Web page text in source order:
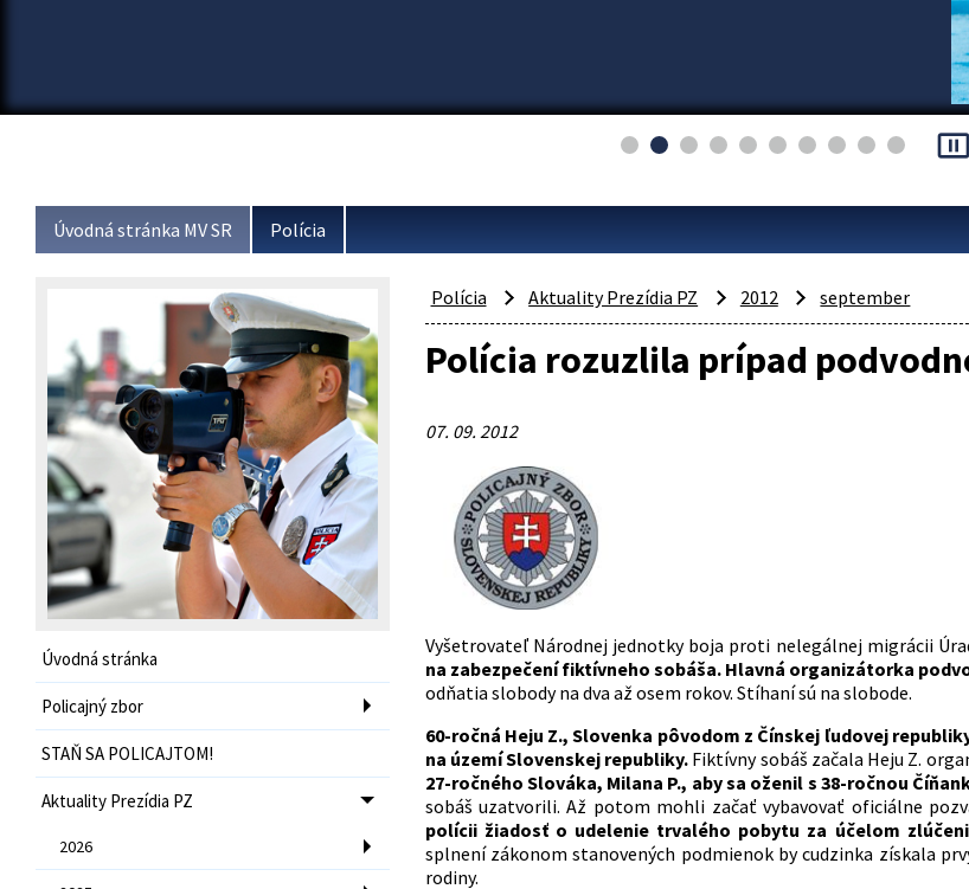
pause_presentation
Úvodná stránka MV SR Polícia
Úvodná stránka
Policajný zbor
STAŇ SA POLICAJTOM!
Aktuality Prezídia PZ
2026
Polícia Aktuality Prezídia PZ 2012 september
Polícia rozuzlila prípad
07. 09. 2012
Vyšetrovateľ Národnej jednotky boja proti nelegálnej migrácii
na zabezpečení fiktívneho sobáša. Hlavná organizátorka
odňatia slobody na dva až osem rokov. Stíhaní sú na slobode.
60-ročná Heju Z., Slovenka pôvodom z Čínskej ľudovej
na území Slovenskej republiky. Fiktívny sobáš začala Heju Z.
27-ročného Slováka, Milana P., aby sa oženil s 38-ročnou
sobáš uzatvorili. Až potom mohli začať vybavovať oficiálne
polícii žiadosť o udelenie trvalého pobytu za účelom
splnení zákonom stanovených podmienok by cudzinka získala
rodiny.